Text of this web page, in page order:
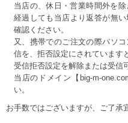
当店の、休日・営業時間外を
経過しても当店より返答が無
確認ください。
又、携帯でのご注文の際パソ
信を、拒否設定にされています
受信拒否設定を解除または受信
当店のドメイン【big-m-
い。
お手数ではございますが、ご了承